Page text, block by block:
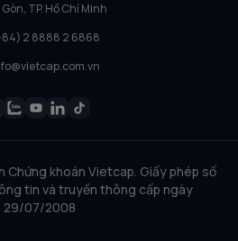
Gòn, TP. Hồ Chí Minh
2 8888 2 6868
Chứng khoán Vietcap. Giấy phép số
tin và truyền thông cấp ngày
29/07/2008